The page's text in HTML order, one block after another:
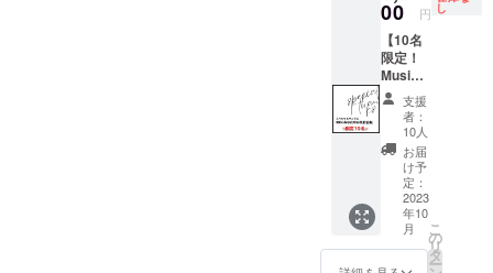
ス、イ
ベント
スペー
ス、お
店など
お好き
な場所
をご指
定頂
き、音
響機材
など必
要なも
のはご
用意い
間を予
定して
おりま
す。ス
タッフ
が同行
の可能
性あ
り。 ※
スケ
ジュー
ルは後
ほど相
談。→8
月〜9月
ヒップ
ホップ
になり
ます。)
※ボーカ
ル無し
(カラオ
ケ)と歌
(ラップ)
入りの2
トラッ
クにな
りま
す。 ※
楽曲提
00 円 し
【10名
限定！
Music
Videoに
あなた
のお名
前を】
10年後
も一緒
に語れ
る想い
出を残
しませ
んか？
支援
者：
10人
お届
け予
定：
2023
年10
月
こ
の
リ
タ
ー